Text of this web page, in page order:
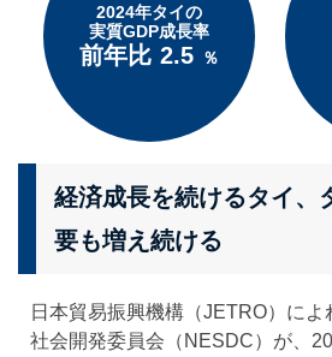
2024年タイの
実質GDP成長率
前年比 2.5 ％
経済成長を続けるタイ、
要も増え続ける
日本貿易振興機構（JETRO）によ
社会開発委員会（NESDC）が、